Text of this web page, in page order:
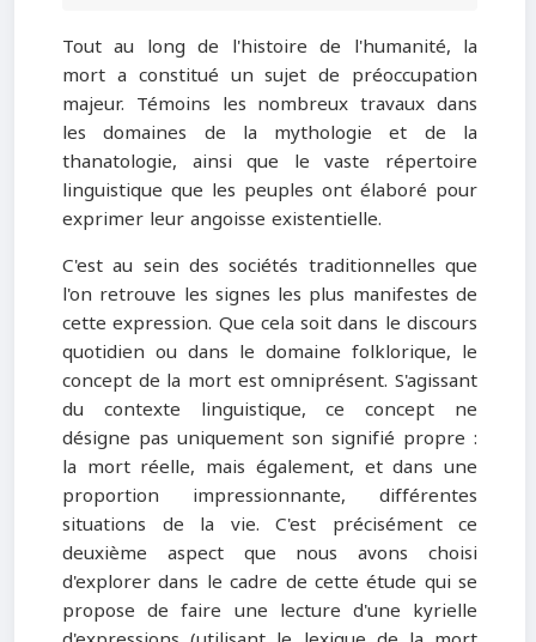
Tout au long de l'histoire de l'humanité, la
mort a constitué un sujet de préoccupation
majeur. Témoins les nombreux travaux dans
les domaines de la mythologie et de la
thanatologie, ainsi que le vaste répertoire
linguistique que les peuples ont élaboré pour
exprimer leur angoisse existentielle.
C'est au sein des sociétés traditionnelles que
l'on retrouve les signes les plus manifestes de
cette expression. Que cela soit dans le discours
quotidien ou dans le domaine folklorique, le
concept de la mort est omniprésent. S'agissant
du contexte linguistique, ce concept ne
désigne pas uniquement son signifié propre :
la mort réelle, mais également, et dans une
proportion impressionnante, différentes
situations de la vie. C'est précisément ce
deuxième aspect que nous avons choisi
d'explorer dans le cadre de cette étude qui se
propose de faire une lecture d'une kyrielle